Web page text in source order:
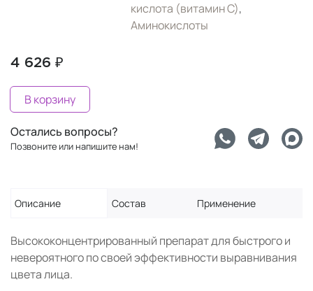
кислота (витамин С),
Аминокислоты
4 626 ₽
В корзину
Остались вопросы?
Позвоните или напишите нам!
Описание Состав Применение
Высококонцентрированный препарат для быстрого и
невероятного по своей эффективности выравнивания
цвета лица.